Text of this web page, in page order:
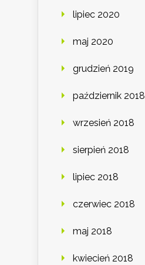
lipiec 2020
maj 2020
grudzień 2019
październik 2018
wrzesień 2018
sierpień 2018
lipiec 2018
czerwiec 2018
maj 2018
kwiecień 2018